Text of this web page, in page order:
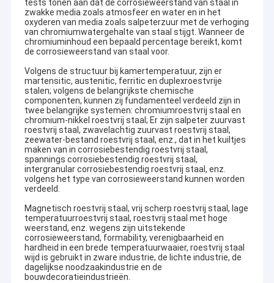
tests tonen aan dat de corrosieweerstand van staal in
zwakke media zoals atmosfeer en water en in het
oxyderen van media zoals salpeterzuur met de verhoging
van chromiumwatergehalte van staal stijgt. Wanneer de
chromiuminhoud een bepaald percentage bereikt, komt
de corrosieweerstand van staal voor.
Volgens de structuur bij kamertemperatuur, zijn er
martensitic, austenitic, ferritic en duplexroestvrije
stalen; volgens de belangrijkste chemische
componenten, kunnen zij fundamenteel verdeeld zijn in
twee belangrijke systemen: chromiumroestvrij staal en
chromium-nikkel roestvrij staal; Er zijn salpeter zuurvast
roestvrij staal, zwavelachtig zuurvast roestvrij staal,
zeewater-bestand roestvrij staal, enz., dat in het kuiltjes
maken van in corrosiebestendig roestvrij staal,
spannings corrosiebestendig roestvrij staal,
intergranular corrosiebestendig roestvrij staal, enz.
volgens het type van corrosieweerstand kunnen worden
verdeeld.
Magnetisch roestvrij staal, vrij scherp roestvrij staal, lage
temperatuurroestvrij staal, roestvrij staal met hoge
weerstand, enz. wegens zijn uitstekende
corrosieweerstand, formability, verenigbaarheid en
hardheid in een brede temperatuurwaaier, roestvrij staal
wijd is gebruikt in zware industrie, de lichte industrie, de
dagelijkse noodzaakindustrie en de
bouwdecoratieindustrieën.